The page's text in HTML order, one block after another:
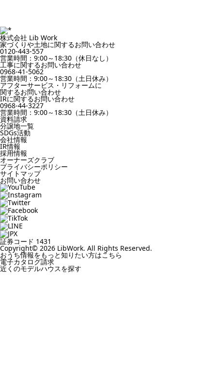
株式会社 Lib Work
家づくりや土地に関するお問い合わせ
0120-443-557
営業時間：9:00～18:30（休日なし）
工事に関するお問い合わせ
0968-41-5062
営業時間：9:00～18:30（土日休み）
アフターサービス・リフォームに
関するお問い合わせ
IRに関するお問い合わせ
0968-44-3227
営業時間：9:00～18:30（土日休み）
資料請求
分譲地一覧
SDGs活動
会社情報
IR情報
採用情報
オーナーズクラブ
プライバシーポリシー
サイトマップ
お問い合わせ
証券コード 1431
Copyright© 2026 LibWork. All Rights Reserved.
おうち情報をもっと知りたい方はこちら
電子カタログ請求
近くのモデルハウスを探す